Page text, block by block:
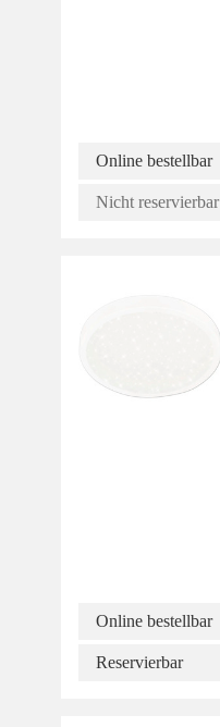
Online bestellbar
Nicht reservierbar
Online bestellbar
Reservierbar